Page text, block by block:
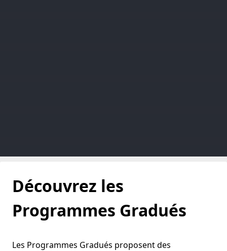
Découvrez les
Programmes Gradués
Les Programmes Gradués proposent des